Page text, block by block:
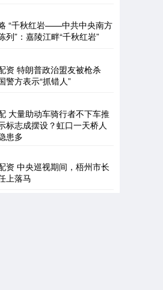
“千秋红岩——中共中央南方
列”：嘉陵江畔“千秋红岩”
资 特朗普政治盟友被枪杀
警方表示“抓错人”
大量助动车骑行者不下车推
标志成摆设？虹口一天桥人
患多
资 中央巡视期间，梧州市长
上落马